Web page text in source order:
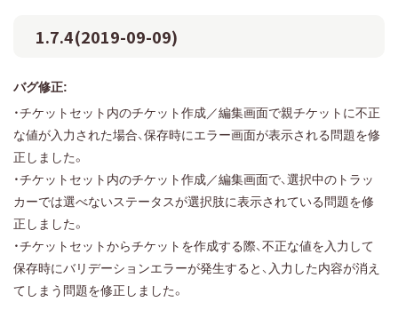
1.7.4(2019-09-09)
バグ修正:
・チケットセット内のチケット作成／編集画面で親チケットに不正
な値が入力された場合、保存時にエラー画面が表示される問題を修
正しました。
・チケットセット内のチケット作成／編集画面で、選択中のトラッ
カーでは選べないステータスが選択肢に表示されている問題を修
正しました。
・チケットセットからチケットを作成する際、不正な値を入力して
保存時にバリデーションエラーが発生すると、入力した内容が消え
てしまう問題を修正しました。